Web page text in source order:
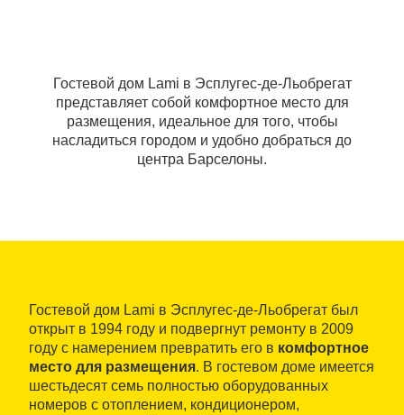
Гостевой дом Lami в Эсплугес-де-Льобрегат
представляет собой комфортное место для
размещения, идеальное для того, чтобы
насладиться городом и удобно добраться до
центра Барселоны.
Гостевой дом Lami в Эсплугес-де-Льобрегат был
открыт в 1994 году и подвергнут ремонту в 2009
году с намерением превратить его в комфортное
место для размещения. В гостевом доме имеется
шестьдесят семь полностью оборудованных
номеров с отоплением, кондиционером,